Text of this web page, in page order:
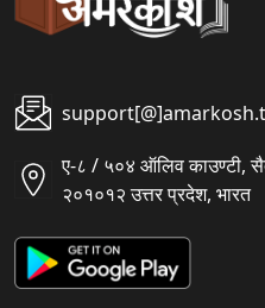
ए-८ / ५०४ ऑलिव काउण्टी,
२०१०१२ उत्तर प्रदेश, भारत